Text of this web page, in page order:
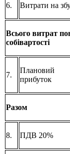
6. Витрати на
Всього витрат
собівартості
7.
Плановий
прибуток
Разом
8. ПДВ 20%